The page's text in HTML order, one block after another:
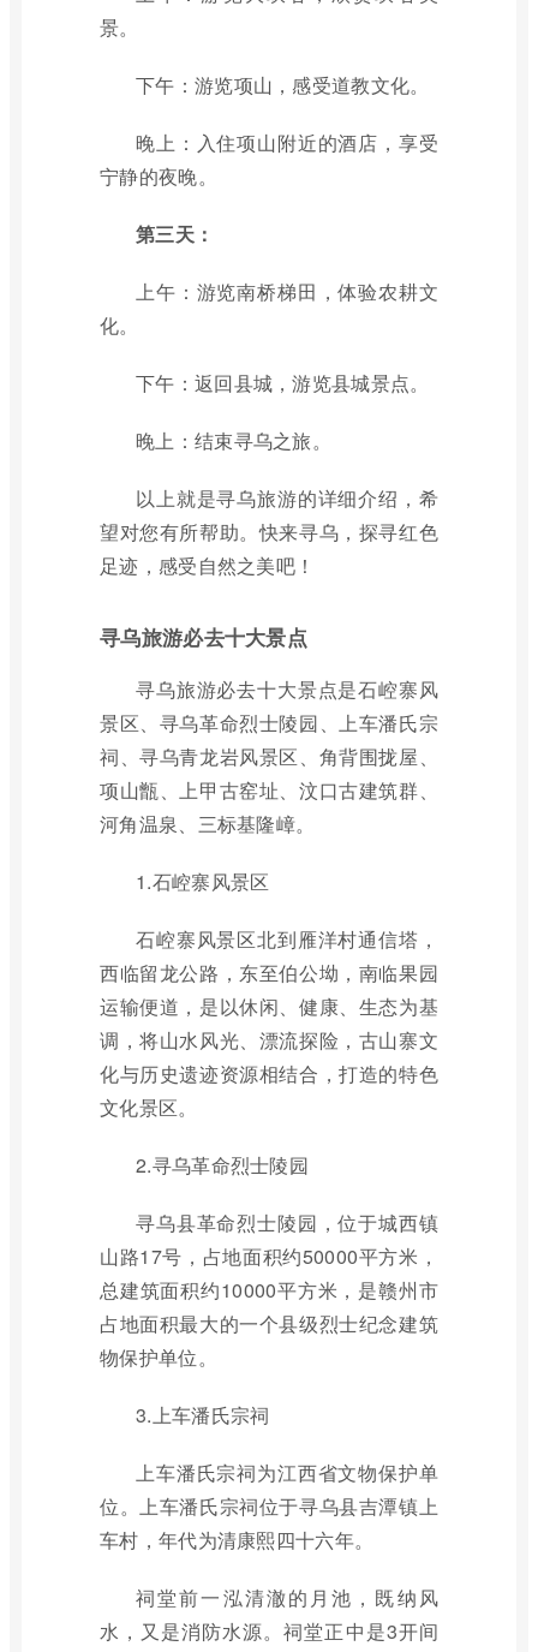
景。
下午：游览项山，感受道教文化。
晚上：入住项山附近的酒店，享受
宁静的夜晚。
第三天：
上午：游览南桥梯田，体验农耕文
化。
下午：返回县城，游览县城景点。
晚上：结束寻乌之旅。
以上就是寻乌旅游的详细介绍，希
望对您有所帮助。快来寻乌，探寻红色
足迹，感受自然之美吧！
寻乌旅游必去十大景点
寻乌旅游必去十大景点是石崆寨风
景区、寻乌革命烈士陵园、上车潘氏宗
祠、寻乌青龙岩风景区、角背围拢屋、
项山甑、上甲古窑址、汶口古建筑群、
河角温泉、三标基隆嶂。
1.石崆寨风景区
石崆寨风景区北到雁洋村通信塔，
西临留龙公路，东至伯公坳，南临果园
运输便道，是以休闲、健康、生态为基
调，将山水风光、漂流探险，古山寨文
化与历史遗迹资源相结合，打造的特色
文化景区。
2.寻乌革命烈士陵园
寻乌县革命烈士陵园，位于城西镇
山路17号，占地面积约50000平方米，
总建筑面积约10000平方米，是赣州市
占地面积最大的一个县级烈士纪念建筑
物保护单位。
3.上车潘氏宗祠
上车潘氏宗祠为江西省文物保护单
位。上车潘氏宗祠位于寻乌县吉潭镇上
车村，年代为清康熙四十六年。
祠堂前一泓清澈的月池，既纳风
水，又是消防水源。祠堂正中是3开间